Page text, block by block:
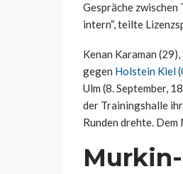
Gespräche
intern“, teilte
Kenan Karaman
gegen Holstein Kiel
Ulm (8. September,
der Trainingshalle
Runden drehte.